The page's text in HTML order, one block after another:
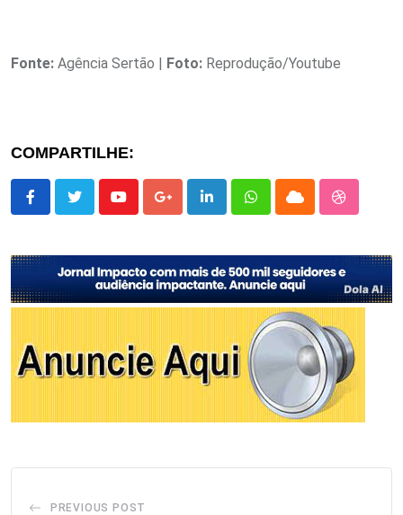
Fonte: Agência Sertão | Foto: Reprodução/Youtube
COMPARTILHE:
YoutubeGoogle+LinkedInWhatsappCloud
PREVIOUS POST